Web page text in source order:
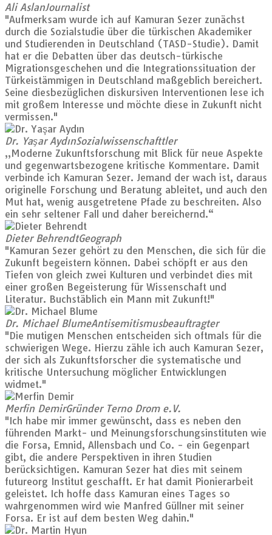
Ali AslanJournalist
"Aufmerksam wurde ich auf Kamuran Sezer zunächst
durch die Sozialstudie über die türkischen Akademiker
und Studierenden in Deutschland (TASD-Studie). Damit
hat er die Debatten über das deutsch-türkische
Migrationsgeschehen und die Integrationssituation der
Türkeistämmigen in Deutschland maßgeblich bereichert.
Seine diesbezüglichen diskursiven Interventionen lese ich
mit großem Interesse und möchte diese in Zukunft nicht
vermissen."
Dr. Yaşar AydınSozialwissenschafttler
„Moderne Zukunftsforschung mit Blick für neue Aspekte
und gegenwartsbezogene kritische Kommentare. Damit
verbinde ich Kamuran Sezer. Jemand der wach ist, daraus
originelle Forschung und Beratung ableitet, und auch den
Mut hat, wenig ausgetretene Pfade zu beschreiten. Also
ein sehr seltener Fall und daher bereichernd.“
Dieter BehrendtGeograph
"Kamuran Sezer gehört zu den Menschen, die sich für die
Zukunft begeistern können. Dabei schöpft er aus den
Tiefen von gleich zwei Kulturen und verbindet dies mit
einer großen Begeisterung für Wissenschaft und
Literatur. Buchstäblich ein Mann mit Zukunft!"
Dr. Michael BlumeAntisemitismusbeauftragter
"Die mutigen Menschen entscheiden sich oftmals für die
schwierigen Wege. Hierzu zähle ich auch Kamuran Sezer,
der sich als Zukunftsforscher die systematische und
kritische Untersuchung möglicher Entwicklungen
widmet."
Merfin DemirGründer Terno Drom e.V.
"Ich habe mir immer gewünscht, dass es neben den
führenden Markt- und Meinungsforschungsinstituten wie
die Forsa, Emnid, Allensbach und Co. - ein Gegenpart
gibt, die andere Perspektiven in ihren Studien
berücksichtigen. Kamuran Sezer hat dies mit seinem
futureorg Institut geschafft. Er hat damit Pionierarbeit
geleistet. Ich hoffe dass Kamuran eines Tages so
wahrgenommen wird wie Manfred Güllner mit seiner
Forsa. Er ist auf dem besten Weg dahin."